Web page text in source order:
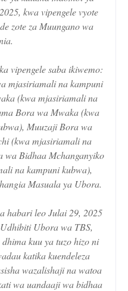
kwa vipengele vyote
zote za Muungano wa
vipengele saba ikiwemo:
mjasiriamali na kampuni
(kwa mjasiriamali na
Bora wa Mwaka (kwa
Muuzaji Bora wa
(kwa mjasiriamali na
wa Bidhaa Mchanganyiko
na kampuni kubwa),
Masuala ya Ubora.
habari leo Julai 29, 2025
Ubora wa TBS,
kuu ya tuzo hizo ni
katika kuendeleza
wazalishaji na watoa
wa uandaaji wa bidhaa